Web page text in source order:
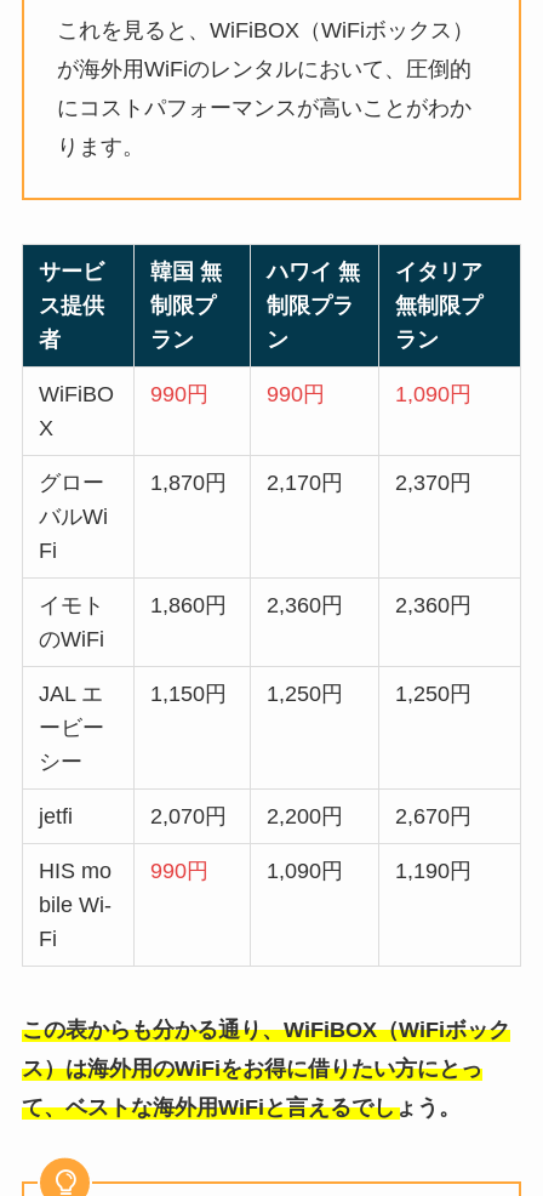
これを見ると、WiFiBOX（WiFiボックス）
が海外用WiFiのレンタルにおいて、圧倒的
にコストパフォーマンスが高いことがわか
ります。
サービ
ス提供
者
韓国 無
制限プ
ラン
ハワイ 無
制限プラ
ン
イタリア
無制限プ
ラン
WiFiBO
X
990円 990円 1,090円
グロー
バルWi
Fi
1,870円 2,170円 2,370円
イモト
のWiFi
1,860円 2,360円 2,360円
JAL エ
ービー
シー
1,150円 1,250円 1,250円
jetfi 2,070円 2,200円 2,670円
HIS mo
bile Wi-
Fi
990円 1,090円 1,190円
この表からも分かる通り、WiFiBOX（WiFiボック
ス）は海外用のWiFiをお得に借りたい方にとっ
て、ベストな海外用WiFiと言えるでしょう。